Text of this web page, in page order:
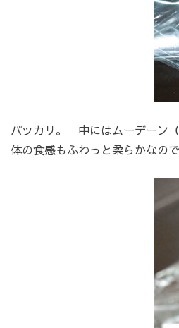
パッカリ。 中にはムーデーン
体の食感もふわっと柔らかなの